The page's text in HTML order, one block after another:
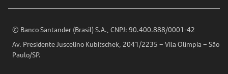
Encontre nossas agências
Horários de Atendimento
Telefones
© Banco Santander (Brasil) S.A., CNPJ: 90.400.888/0001-42
Av. Presidente Juscelino Kubitschek, 2041/2235 – Vila Olímpia – São
Paulo/SP.